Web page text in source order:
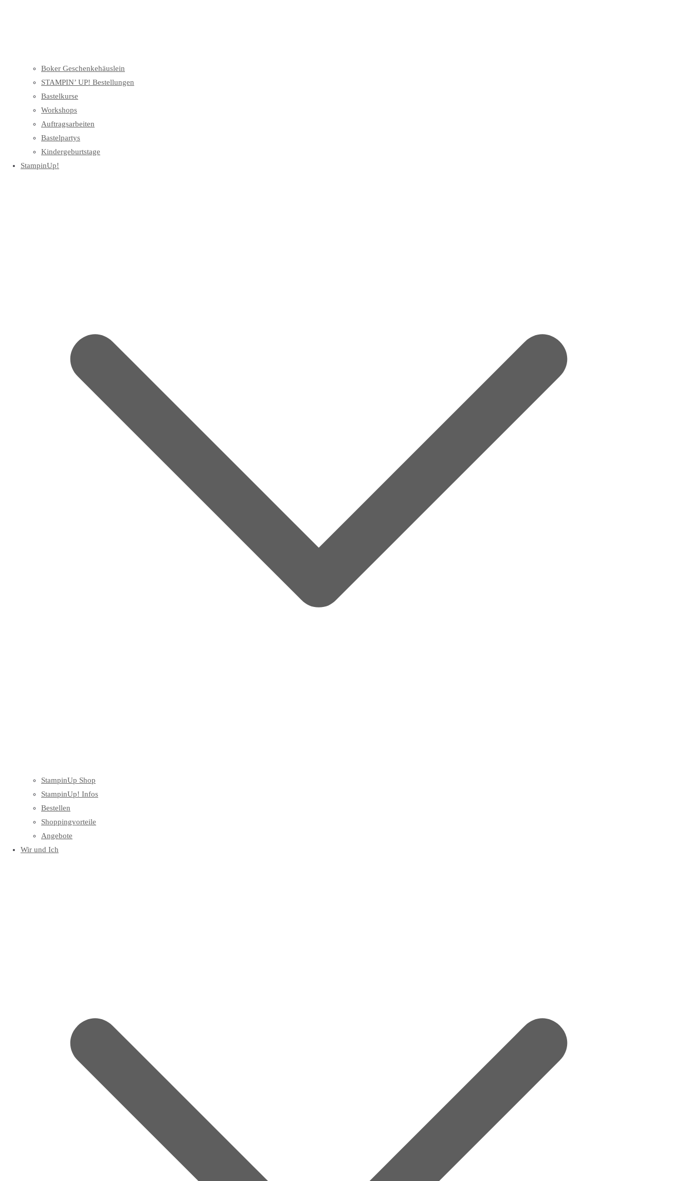
Boker Geschenkehäuslein
STAMPIN’ UP! Bestellungen
Bastelkurse
Workshops
Auftragsarbeiten
Bastelpartys
Kindergeburtstage
StampinUp!
StampinUp Shop
StampinUp! Infos
Bestellen
Shoppingvorteile
Angebote
Wir und Ich